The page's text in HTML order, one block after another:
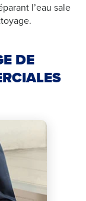
l’eau sale
DE